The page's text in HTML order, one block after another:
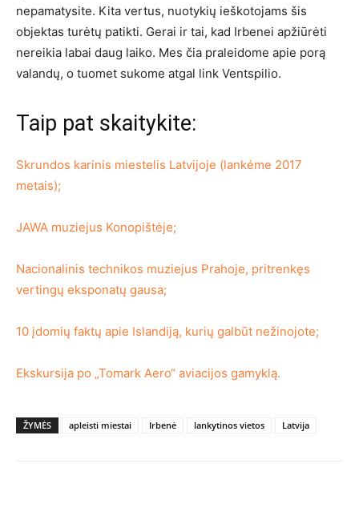
nepamatysite. Kita vertus, nuotykių ieškotojams šis
objektas turėtų patikti. Gerai ir tai, kad Irbenei apžiūrėti
nereikia labai daug laiko. Mes čia praleidome apie porą
valandų, o tuomet sukome atgal link Ventspilio.
Taip pat skaitykite:
Skrundos karinis miestelis Latvijoje (lankėme 2017
metais);
JAWA muziejus Konopištėje;
Nacionalinis technikos muziejus Prahoje, pritrenkęs
vertingų eksponatų gausa;
10 įdomių faktų apie Islandiją, kurių galbūt nežinojote;
Ekskursija po „Tomark Aero“ aviacijos gamyklą.
ŽYMĖS apleisti miestai Irbenė lankytinos vietos Latvija